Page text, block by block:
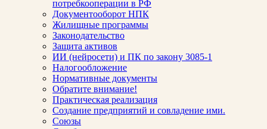
потребкооперации в РФ
Документооборот НПК
Жилищные программы
Законодательство
Защита активов
ИИ (нейросети) и ПК по закону 3085-1
Налогообложение
Нормативные документы
Обратите внимание!
Практическая реализация
Создание предприятий и совладение ими.
Союзы